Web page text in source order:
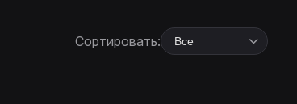
Сортировать: